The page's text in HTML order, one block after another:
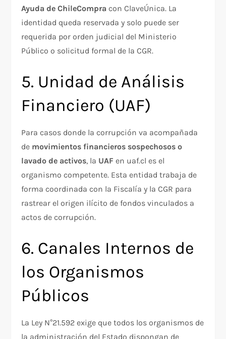
Ayuda de ChileCompra con ClaveÚnica. La
identidad queda reservada y solo puede ser
requerida por orden judicial del Ministerio
Público o solicitud formal de la CGR.
5. Unidad de Análisis
Financiero (UAF)
Para casos donde la corrupción va acompañada
de movimientos financieros sospechosos o
lavado de activos, la UAF en uaf.cl es el
organismo competente. Esta entidad trabaja de
forma coordinada con la Fiscalía y la CGR para
rastrear el origen ilícito de fondos vinculados a
actos de corrupción.
6. Canales Internos de
los Organismos
Públicos
La Ley N°21.592 exige que todos los organismos de
la administración del Estado dispongan de